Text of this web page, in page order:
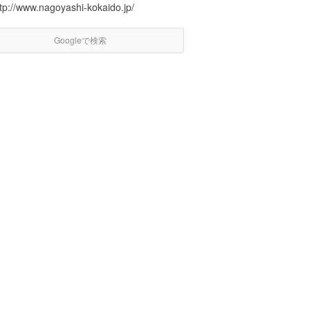
www.nagoyashi-kokaido.jp/
Googleで検索